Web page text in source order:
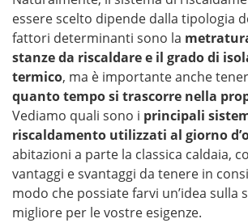
essere scelto dipende dalla tipologia
fattori determinanti sono la
stanze da riscaldare e il grado di
termico, ma è importante anche
quanto tempo si trascorre nella
Vediamo quali sono i principali
riscaldamento utilizzati al giorno
abitazioni a parte la classica caldaia,
vantaggi e svantaggi da tenere in
modo che possiate farvi un’idea sulla
migliore per le vostre esigenze.